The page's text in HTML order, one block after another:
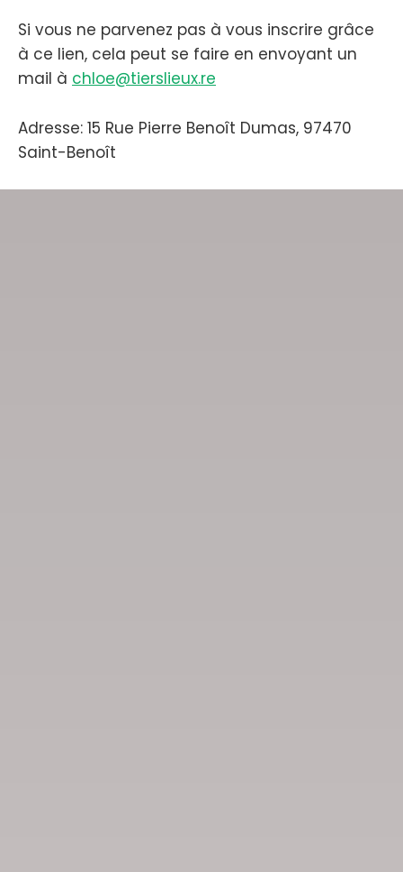
Si vous ne parvenez pas à vous inscrire grâce
à ce lien, cela peut se faire en envoyant un
mail à chloe@tierslieux.re
Adresse: 15 Rue Pierre Benoît Dumas, 97470
Saint-Benoît